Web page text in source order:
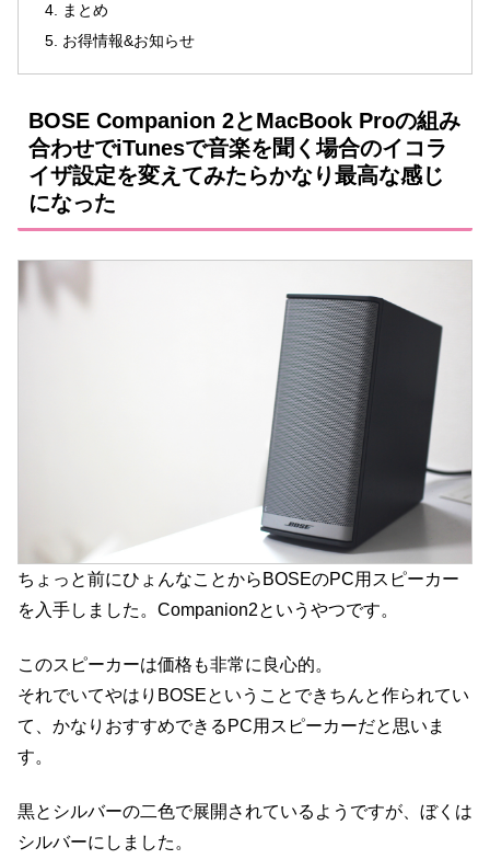
まとめ
お得情報&お知らせ
BOSE Companion 2とMacBook Proの組み
合わせでiTunesで音楽を聞く場合のイコラ
イザ設定を変えてみたらかなり最高な感じ
になった
ちょっと前にひょんなことからBOSEのPC用スピーカー
を入手しました。Companion2というやつです。
このスピーカーは価格も非常に良心的。
それでいてやはりBOSEということできちんと作られてい
て、かなりおすすめできるPC用スピーカーだと思いま
す。
黒とシルバーの二色で展開されているようですが、ぼくは
シルバーにしました。